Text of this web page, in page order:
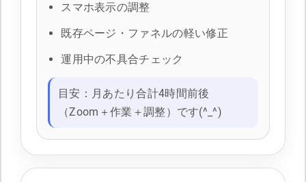
スマホ表示の調整
既存ページ・ファネルの軽い修正
運用中の不具合チェック
目安：月あたり合計4時間前後
（Zoom＋作業＋調整）です(^_^)